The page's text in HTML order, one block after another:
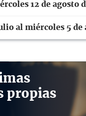
12 de agosto
al miércoles 5 de
propias